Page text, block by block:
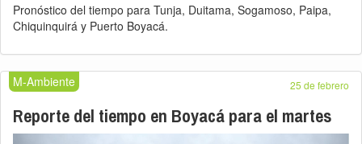
Pronóstico del tiempo para Tunja, Duitama, Sogamoso, Paipa,
Chiquinquirá y Puerto Boyacá.
M-Ambiente 25 de febrero
Reporte del tiempo en Boyacá para el martes